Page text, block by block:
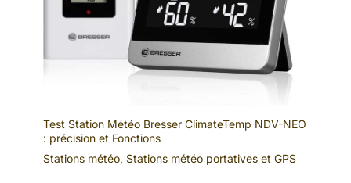
Test Station Météo Bresser ClimateTemp NDV-NEO
: précision et Fonctions
Stations météo, Stations météo portatives et GPS